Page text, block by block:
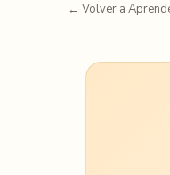
← Volver a